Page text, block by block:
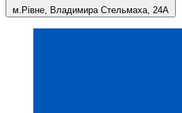
м.Рівне, Владимира Стельмаха, 24А